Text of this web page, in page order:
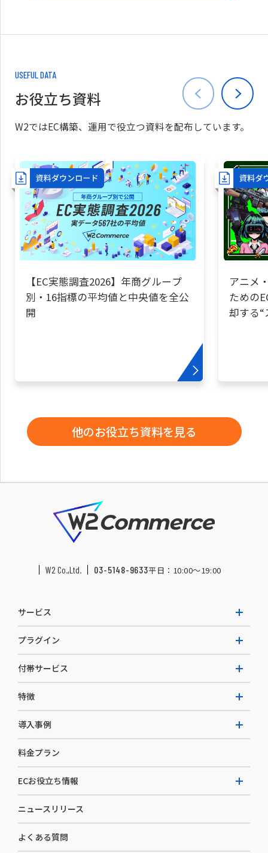
USEFUL DATA
お役立ち資料
W2ではEC構築、運用で役立つ資料を配布しています。
【EC実態調査2026】年商グループ
別・16指標の平均値と中央値を全公
開
アニメ
ための
却する
他のお役立ち資料を見る
W2 Co.,Ltd. 03-5148-9633平日：10:00〜19:00
サービス
W2 Commerce Repeat
W2 Commerce BtoB
W2 Commerce Asia
プラグイン
AI buddy
付帯サービス
EC運用構築支援・運用支援
カスタマーサクセス
セキュリティ
デザイン制作
コンサルティング
特徴
選ばれる理由
開発体制
導入事例
導入企業一覧
料金プラン
ECお役立ち情報
お役立ち資料
ニュースリリース
よくある質問